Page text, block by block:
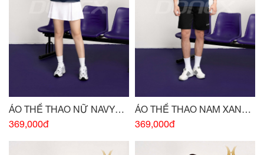
ÁO THỂ THAO NỮ NAVY
PHỐI TRẮNG
369,000đ
ÁO THỂ THAO NAM XANH
NAVY PHỐI TRẮNG
369,000đ